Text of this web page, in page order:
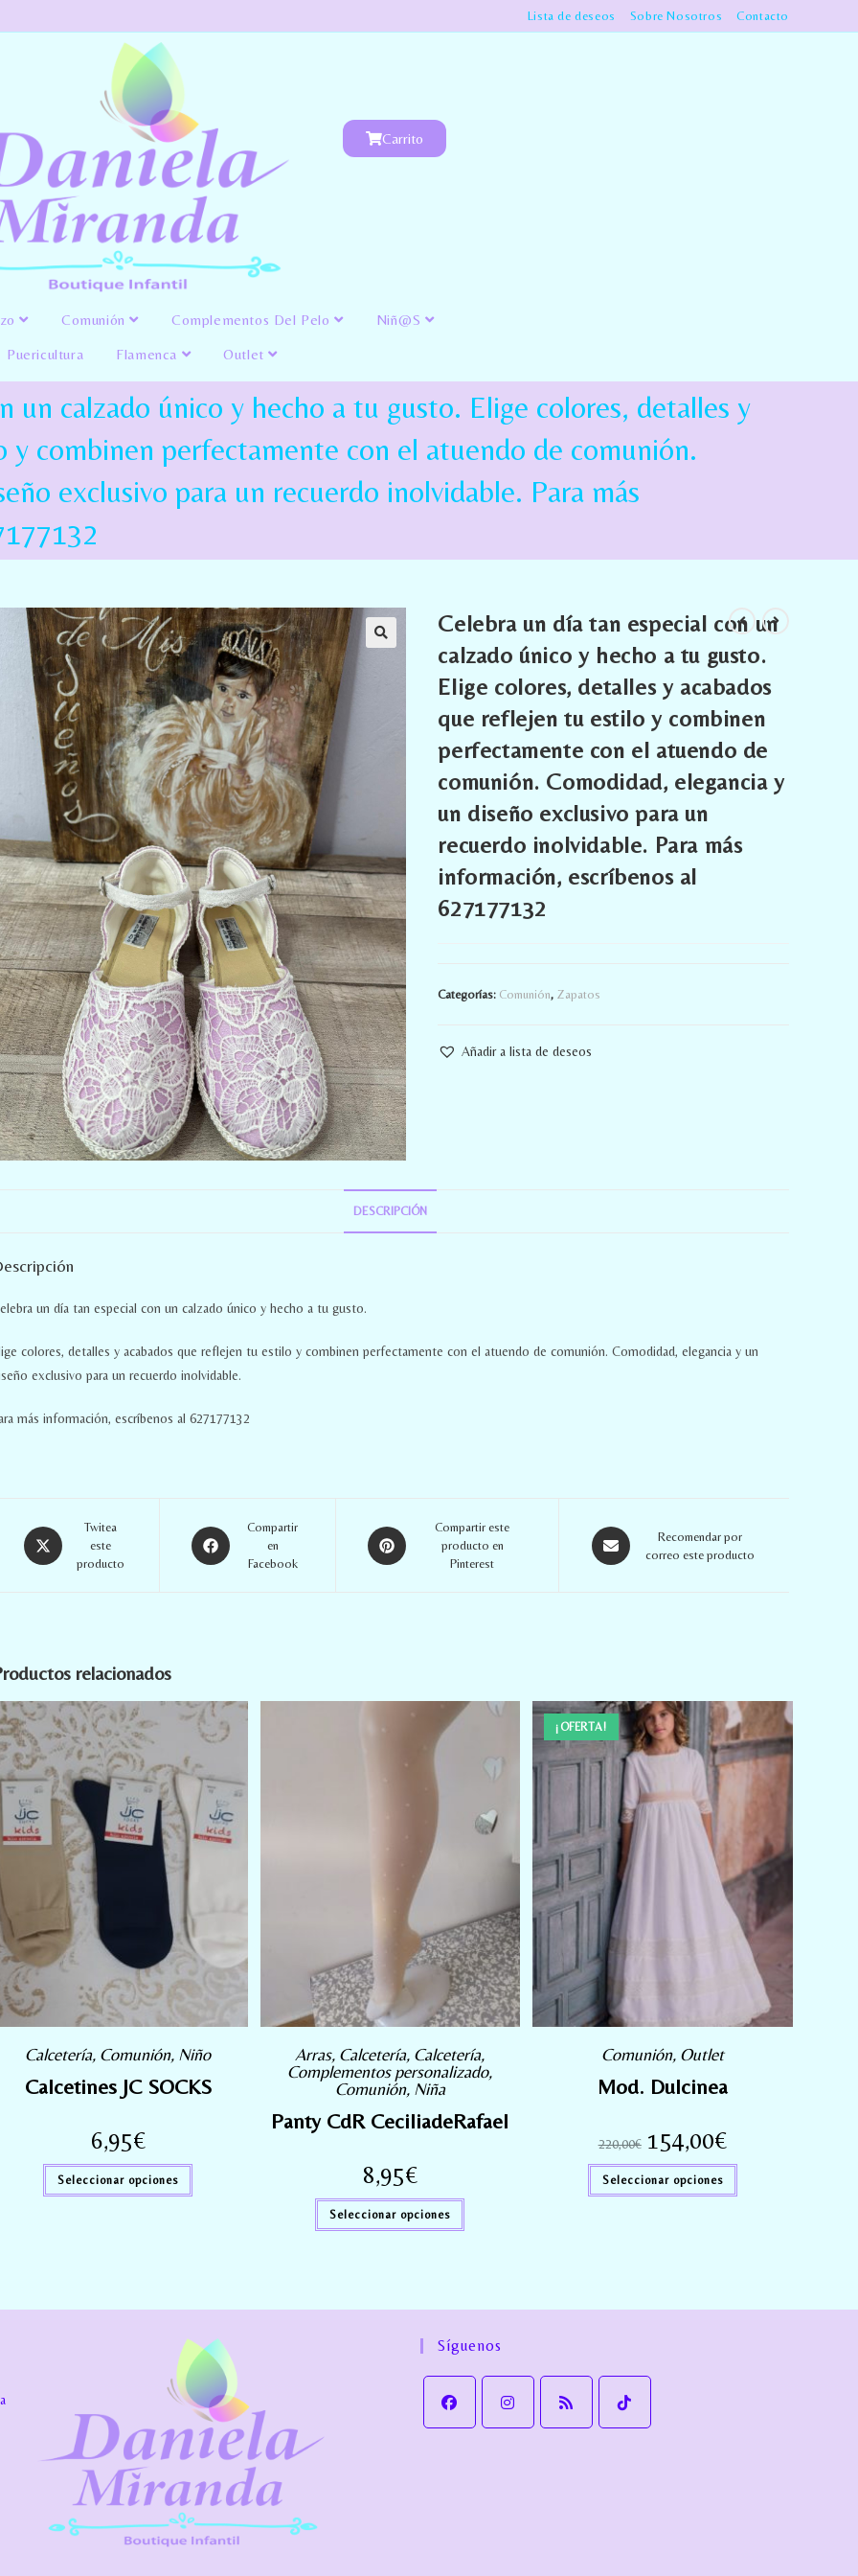
Lista de deseos Sobre Nosotros Contacto
Carrito
Comunión Complementos Del Pelo Niñ@s
Puericultura Flamenca Outlet
un calzado único y hecho a tu gusto. Elige colores, detalles y
y combinen perfectamente con el atuendo de comunión.
exclusivo para un recuerdo inolvidable. Para más
Celebra un día tan especial con un
calzado único y hecho a tu gusto.
Elige colores, detalles y acabados
que reflejen tu estilo y combinen
perfectamente con el atuendo de
comunión. Comodidad, elegancia y
un diseño exclusivo para un
recuerdo inolvidable. Para más
información, escríbenos al
627177132
Categorías: Comunión, Zapatos
Añadir a lista de deseos
DESCRIPCIÓN
un día tan especial con un calzado único y hecho a tu gusto.
colores, detalles y acabados que reflejen tu estilo y combinen perfectamente con el atuendo de comunión. Comodidad, elegancia y un
exclusivo para un recuerdo inolvidable.
más información, escríbenos al 627177132
Twitea
este
producto
Compartir
en
Facebook
Compartir este
producto en
Pinterest
Recomendar por
correo este producto
relacionados
Calcetería, Comunión, Niño
Calcetines JC SOCKS
6,95€
Seleccionar opciones
Arras, Calcetería, Calcetería,
Complementos personalizado,
Comunión, Niña
Panty CdR CeciliadeRafael
8,95€
Seleccionar opciones
¡OFERTA!
Comunión, Outlet
Mod. Dulcinea
220,00€ 154,00€
Seleccionar opciones
Síguenos